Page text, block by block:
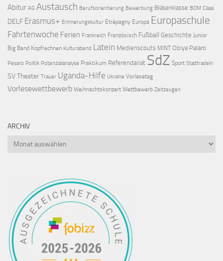
Abitur AG Austausch Berufsorientierung Bewerbung Bläserklasse BOM Claas
DELF Erasmus+ Erinnerungskultur Etrépagny Europa Europaschule
Fahrtenwoche Ferien Frankreich Französisch Fußball Geschichte Junior
Big Band Kopfrechnen Kulturabend Latein Medienscouts MINT Obiya Palaro
Pesaro Politik Potenzialanalyse Praktikum Referendariat SdZ Sport Stadtradeln
SVTheater Trauer Uganda-Hilfe Ukraine Vorlesetag
Vorlesewettbewerb Weihnachtskonzert Wettbewerb Zeitzeugen
ARCHIV